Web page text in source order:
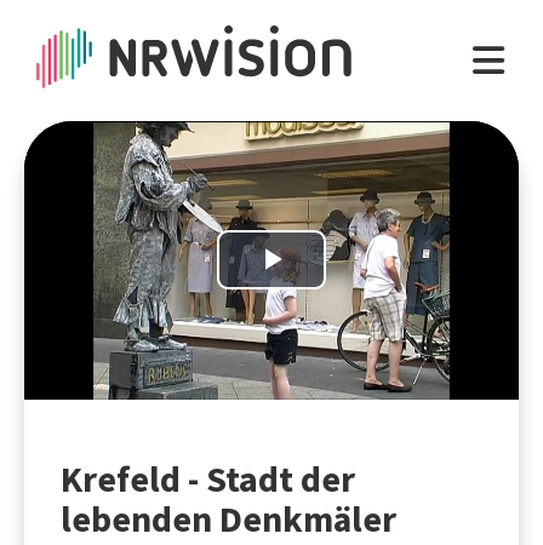
Play
Video
Krefeld - Stadt der
lebenden Denkmäler